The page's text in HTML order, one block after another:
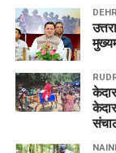
Q4. BPH
Captain
उत्तर:Ryan
विकल्प हैं।
Q2.
बेस्ट कप्तान
उत्तर:Annabel
कप्तान के सबसे
Q3.